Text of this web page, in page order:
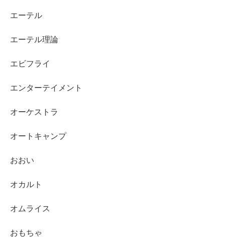
エーテル
エーテル理論
エビフライ
エンターテイメント
オーケストラ
オートキャンプ
おおい
オカルト
オムライス
おもちゃ